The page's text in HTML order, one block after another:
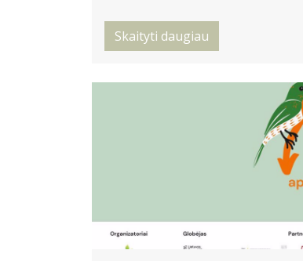
Skaityti daugiau